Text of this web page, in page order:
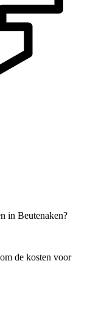
in Beutenaken?
de kosten voor